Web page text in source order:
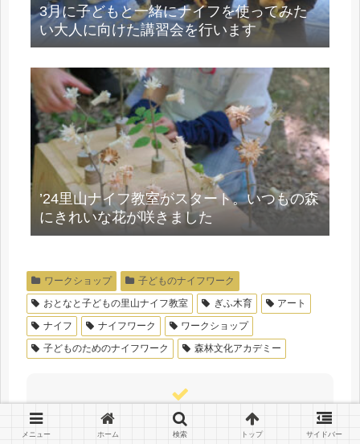
3月に子どもと一緒にナイフを使ってみた
い大人に向けた講習会を行います
’24里山ナイフ教室がスタート。いつもの森
にきれいな花が咲きました
ワークショップ
子どものナイフワーク
おとなと子どもの里山ナイフ教室
ぎふ木育
アート
ナイフ
ナイフワーク
ワークショップ
子どものためのナイフワーク
森林文化アカデミー
シェアする
メニュー ホーム 検索 トップ サイドバー